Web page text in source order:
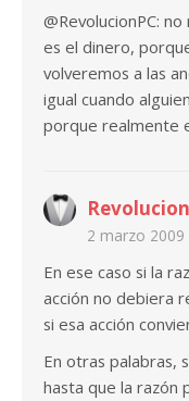
@RevolucionPC:
es el dinero,
volveremos a las
igual cuando
porque realmente
2 marzo 2009
En ese caso si la
acción no debiera
si esa acción
En otras palabras,
hasta que la razón